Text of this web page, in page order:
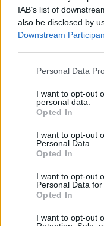
IAB’s list of
also be disclosed by
Downstream
Personal Data
I want to opt-out
personal data.
Opted In
I want to opt-out
Personal Data.
Opted In
I want to opt-out
Personal Data for
Opted In
I want to opt-out